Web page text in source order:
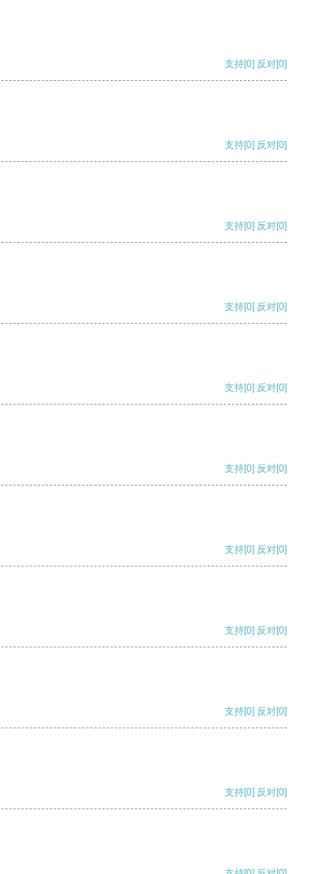
支持[0] 反对[0]
支持[0] 反对[0]
支持[0] 反对[0]
支持[0] 反对[0]
支持[0] 反对[0]
支持[0] 反对[0]
支持[0] 反对[0]
支持[0] 反对[0]
支持[0] 反对[0]
支持[0] 反对[0]